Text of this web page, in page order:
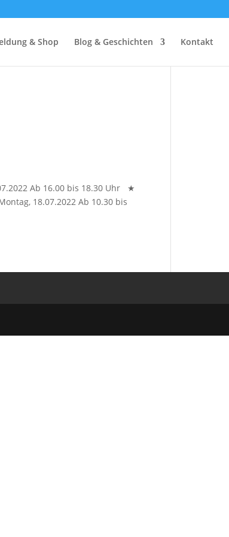
& Shop Blog & Geschichten Kontakt
Ab 16.00 bis 18.30 Uhr ★
18.07.2022 Ab 10.30 bis